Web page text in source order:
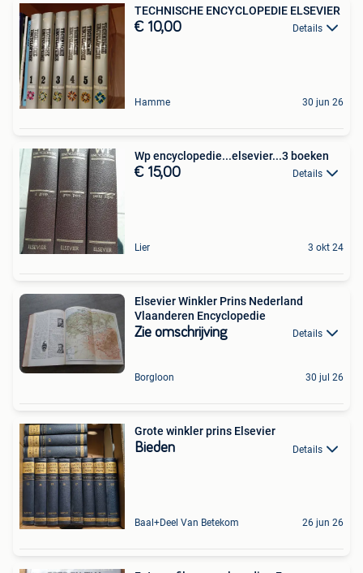
TECHNISCHE ENCYCLOPEDIE ELSEVIER
€ 10,00 Details
Hamme 30 jun 26
Wp encyclopedie...elsevier...3 boeken
€ 15,00 Details
Lier 3 okt 24
Elsevier Winkler Prins Nederland
Vlaanderen Encyclopedie
Zie omschrijving Details
Borgloon 30 jul 26
Grote winkler prins Elsevier
Bieden Details
Baal+Deel Van Betekom 26 jun 26